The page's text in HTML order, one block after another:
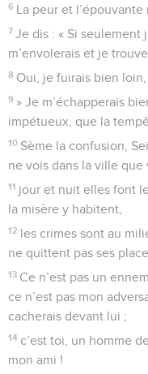
6 La peur et l’épouvante
7 Je dis : « Si seulement
m’envolerais et je
8 Oui, je fuirais bien loin,
9 » Je m’échapperais
impétueux, que la
10 Sème la confusion,
ne vois dans la ville
11 jour et nuit elles font
la misère y habitent,
12 les crimes sont au
ne quittent pas ses
13 Ce n’est pas un
ce n’est pas mon
cacherais devant lui ;
14 c’est toi, un homme
mon ami !